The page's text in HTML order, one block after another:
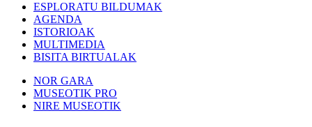
ESPLORATU BILDUMAK
AGENDA
ISTORIOAK
MULTIMEDIA
BISITA BIRTUALAK
NOR GARA
MUSEOTIK PRO
NIRE MUSEOTIK